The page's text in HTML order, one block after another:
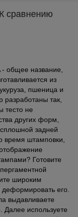
К сравнению
общее название,
из
пшеница и
так,
тесто не
других форм,
задней
время штамповки,
Готовите
широким
его.
выдавливаете
Далее используете